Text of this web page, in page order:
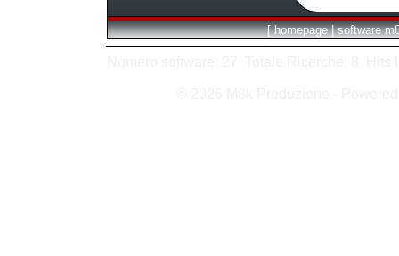
[ homepage | software